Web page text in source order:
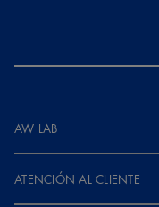
AW LAB
ATENCIÓN AL CLIENTE